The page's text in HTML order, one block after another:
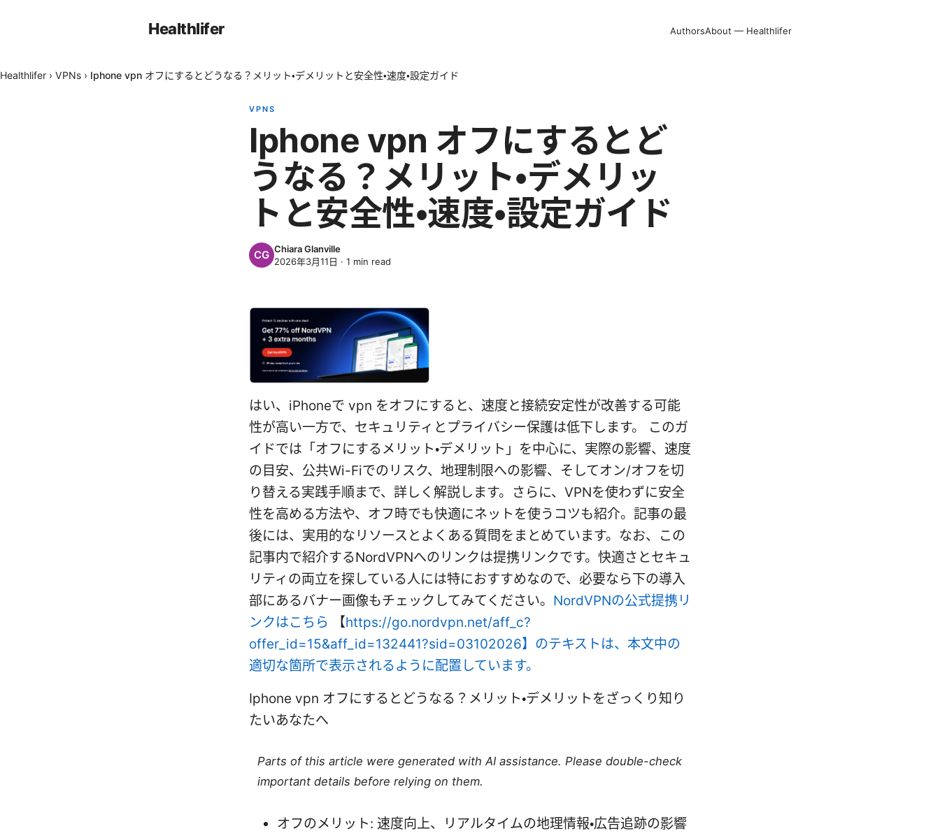
Healthlifer AuthorsAbout — Healthlifer
Healthlifer › VPNs › Iphone vpn オフにするとどうなる？メリット・デメリットと安全性・速度・設定ガイド
VPNS
Iphone vpn オフにするとど
うなる？メリット・デメリッ
トと安全性・速度・設定ガイド
Chiara Glanville
2026年3月11日 · 1 min read
はい、iPhoneで vpn をオフにすると、速度と接続安定性が改善する可能
性が高い一方で、セキュリティとプライバシー保護は低下します。 このガ
イドでは「オフにするメリット・デメリット」を中心に、実際の影響、速度
の目安、公共Wi-Fiでのリスク、地理制限への影響、そしてオン/オフを切
り替える実践手順まで、詳しく解説します。さらに、VPNを使わずに安全
性を高める方法や、オフ時でも快適にネットを使うコツも紹介。記事の最
後には、実用的なリソースとよくある質問をまとめています。なお、この
記事内で紹介するNordVPNへのリンクは提携リンクです。快適さとセキュ
リティの両立を探している人には特におすすめなので、必要なら下の導入
部にあるバナー画像もチェックしてみてください。 NordVPNの公式提携リ
ンクはこちら 【https://go.nordvpn.net/aff_c?
offer_id=15&aff_id=132441?sid=03102026】のテキストは、本文中の
適切な箇所で表示されるように配置しています。
Iphone vpn オフにするとどうなる？メリット・デメリットをざっくり知り
たいあなたへ
Parts of this article were generated with AI assistance. Please double-check
important details before relying on them.
オフのメリット: 速度向上、リアルタイムの地理情報・広告追跡の影響